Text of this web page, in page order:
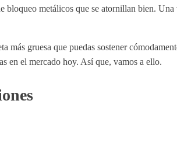
metálicos que se atornillan bien.
más gruesa que puedas sostener
en el mercado hoy. Así que, vamos a ello.